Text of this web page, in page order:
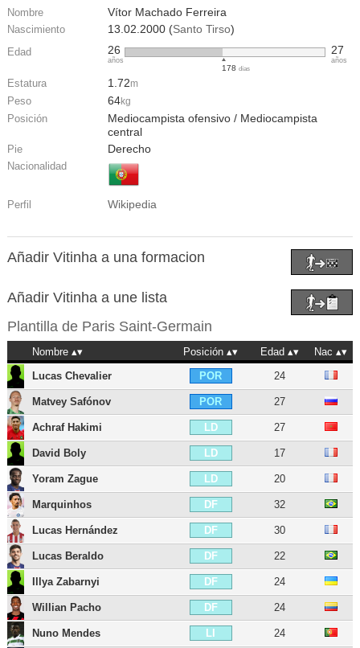
Nombre Vítor Machado Ferreira
Nascimiento 13.02.2000 (Santo Tirso)
Edad 26
años
178días
27
años
Estatura 1.72m
Peso 64kg
Posición
Mediocampista ofensivo / Mediocampista
central
Pie Derecho
Nacionalidad
Perfil Wikipedia
Añadir Vitinha a una formacion
Añadir Vitinha a une lista
Plantilla de Paris Saint-Germain
Nombre Posición Edad
Nac
Lucas Chevalier
POR 24
Matvey Safónov POR 27
Achraf Hakimi LD 27
David Boly LD 17
Yoram Zague LD 20
Marquinhos DF 32
Lucas Hernández DF 30
Lucas Beraldo DF 22
Illya Zabarnyi DF 24
Willian Pacho DF 24
Nuno Mendes LI 24